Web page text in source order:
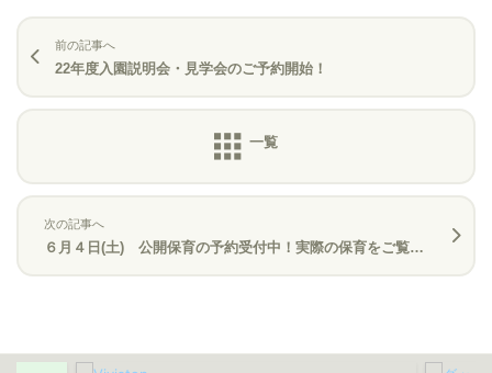
前の記事へ
22年度入園説明会・見学会のご予約開始！
次の記事へ
６月４日(土) 公開保育の予約受付中！実際の保育をご覧いただけます